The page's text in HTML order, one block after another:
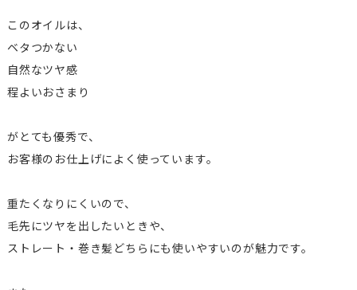
このオイルは、
ベタつかない
自然なツヤ感
程よいおさまり
がとても優秀で、
お客様のお仕上げによく使っています。
重たくなりにくいので、
毛先にツヤを出したいときや、
ストレート・巻き髪どちらにも使いやすいのが魅力です。